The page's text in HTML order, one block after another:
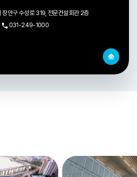
장안구 수성로 319, 전문건설회관 2층
031-249-1000